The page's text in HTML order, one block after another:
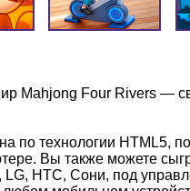
Mahjong Four Rivers —
по технологии HTML5,
Вы также можете
HTC, Сони, под